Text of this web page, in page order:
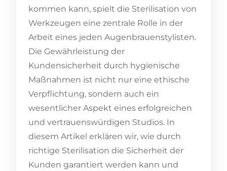
kommen kann, spielt die Sterilisation von
Werkzeugen eine zentrale Rolle in der
Arbeit eines jeden Augenbrauenstylisten.
Die Gewährleistung der
Kundensicherheit durch hygienische
Maßnahmen ist nicht nur eine ethische
Verpflichtung, sondern auch ein
wesentlicher Aspekt eines erfolgreichen
und vertrauenswürdigen Studios. In
diesem Artikel erklären wir, wie durch
richtige Sterilisation die Sicherheit der
Kunden garantiert werden kann und